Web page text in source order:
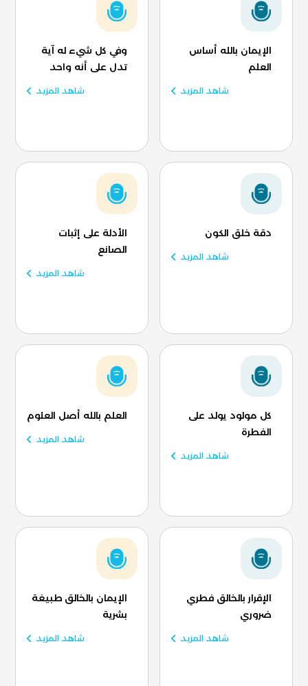
الإيمان بالله أساس
العلم
شاهد المزيد
وفي كل شيء له آية
تدل على أنه واحد
شاهد المزيد
دقة خلق الكون
شاهد المزيد
الأدلة على إثبات
الصانع
شاهد المزيد
كل مولود يولد على
الفطرة
شاهد المزيد
العلم بالله أصل العلوم
شاهد المزيد
الإقرار بالخالق فطري
ضروري
شاهد المزيد
الإيمان بالخالق طبيغة
بشرية
شاهد المزيد